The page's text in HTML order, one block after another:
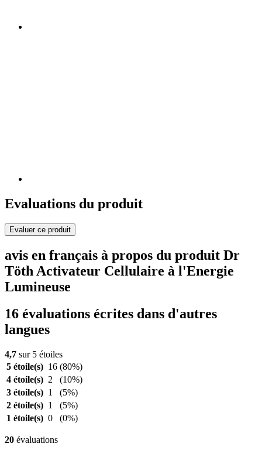
Evaluations du produit
Evaluer ce produit
avis en français à propos du produit Dr
Töth Activateur Cellulaire à l'Energie
Lumineuse
16 évaluations écrites dans d'autres
langues
4,7 sur 5 étoiles
5 étoile(s) 16 (80%)
4 étoile(s) 2
(10%)
3 étoile(s) 1
(5%)
2 étoile(s) 1
(5%)
1 étoile(s) 0 (0%)
20 évaluations